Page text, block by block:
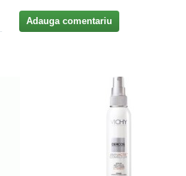
Adauga comentariu